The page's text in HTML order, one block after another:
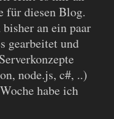
für diesen Blog.
an ein paar
gearbeitet und
node.js, c#, ..)
habe ich